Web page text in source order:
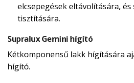
elcsepegések eltávolítására, és
tisztítására.
Supralux Gemini hígító
Kétkomponensű lakk hígítására
hígító.